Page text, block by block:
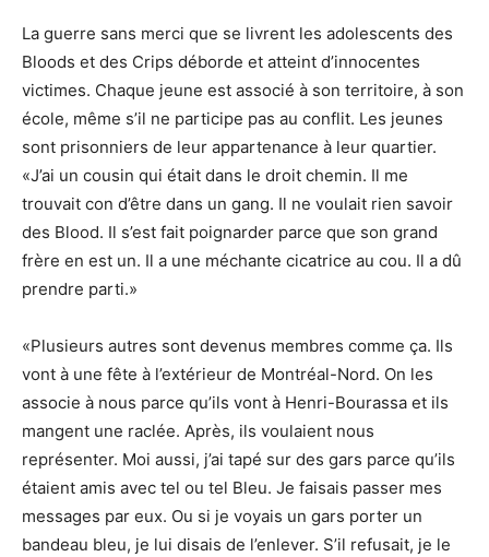
La guerre sans merci que se livrent les adolescents des
Bloods et des Crips déborde et atteint d’innocentes
victimes. Chaque jeune est associé à son territoire, à son
école, même s’il ne participe pas au conflit. Les jeunes
sont prisonniers de leur appartenance à leur quartier.
«J’ai un cousin qui était dans le droit chemin. Il me
trouvait con d’être dans un gang. Il ne voulait rien savoir
des Blood. Il s’est fait poignarder parce que son grand
frère en est un. Il a une méchante cicatrice au cou. Il a dû
prendre parti.»
«Plusieurs autres sont devenus membres comme ça. Ils
vont à une fête à l’extérieur de Montréal-Nord. On les
associe à nous parce qu’ils vont à Henri-Bourassa et ils
mangent une raclée. Après, ils voulaient nous
représenter. Moi aussi, j’ai tapé sur des gars parce qu’ils
étaient amis avec tel ou tel Bleu. Je faisais passer mes
messages par eux. Ou si je voyais un gars porter un
bandeau bleu, je lui disais de l’enlever. S’il refusait, je le